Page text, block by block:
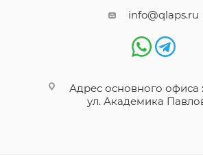
info@qlaps.ru
Адрес основного офиса
ул. Академика